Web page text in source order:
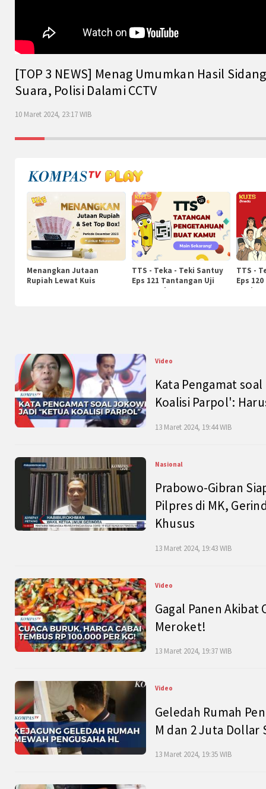
[TOP 3 NEWS] Menag Umumkan Hasil
Suara, Polisi Dalami CCTV
10 Maret 2024, 23:17 WIB
Menangkan Jutaan
Rupiah Lewat Kuis
TTS - Teka - Teki Santuy
Eps 121 Tantangan Uji
Pengetahuan
TTS -
Eps
Video
Kata Pengamat
Koalisi Parpol':
13 Maret 2024, 19:44 WIB
Nasional
Prabowo-Gibran
Pilpres di MK,
Khusus
13 Maret 2024, 19:43 WIB
Video
Gagal Panen Akibat
Meroket!
13 Maret 2024, 19:37 WIB
Video
Geledah Rumah
M dan 2 Juta Dollar
13 Maret 2024, 19:35 WIB